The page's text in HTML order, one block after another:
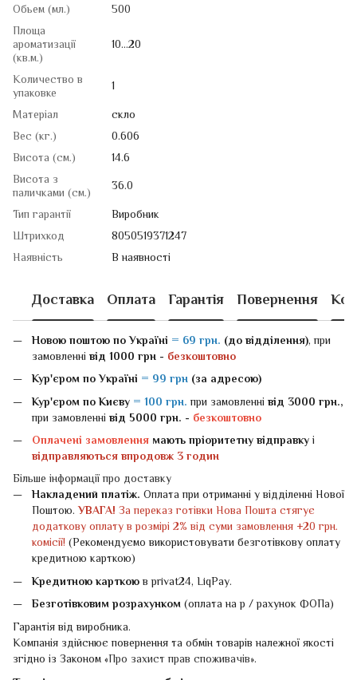
Обьем (мл.)
500
Площа
ароматизації
(кв.м.)
10...20
Количество в
упаковке
1
Матеріал
скло
Вес (кг.)
0.606
Висота (см.)
14.6
Висота з
паличками (см.)
36.0
Тип гарантії
Виробник
Штрихкод
8050519371247
Наявність
В наявності
Доставка Оплата Гарантія Повернення
Новою поштоюпо Україні = 69 грн. (до відділення), при
замовленні від 1000 грн - безкоштовно
Кур'єром по Україні = 99 грн (за адресою)
Кур'єром по Києву = 100 грн. при замовленні від 3000 грн.,
при замовленні від 5000 грн. - безкоштовно
Оплачені замовлення мають пріоритетну відправкуі
відправляються впродовж 3 годин
Більше інформації про доставку
Накладений платіж. Оплата при отриманні у відділенні Нової
Поштою.УВАГА! За переказ готівки Нова Пошта стягує
додаткову оплату в розмірі 2% від суми замовлення +20 грн.
комісії! (Рекомендуємо використовувати безготівкову оплату
кредитною карткою)
Кредитною карткоюв privat24, LiqPay.
Безготівковим розрахунком(оплата на р / рахунок ФОПа)
Гарантія від виробника.
Компанія здійснює повернення та обмін товарів належної якості
згідно із Законом «Про захист прав споживачів».